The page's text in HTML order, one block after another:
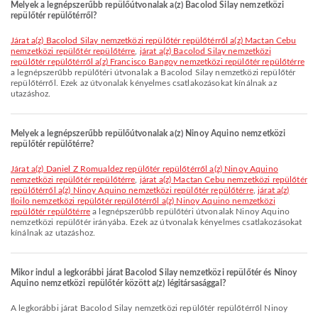
Melyek a legnépszerűbb repülőútvonalak a(z) Bacolod Silay nemzetközi
repülőtér repülőtérről?
járat a(z) Bacolod Silay nemzetközi repülőtér repülőtérről a(z) Mactan Cebu
nemzetközi repülőtér repülőtérre járat a(z) Bacolod Silay nemzetközi
repülőtér repülőtérről a(z) Francisco Bangoy nemzetközi repülőtér repülőtérre
a legnépszerűbb repülőtéri útvonalak a Bacolod Silay nemzetközi repülőtér
repülőtérről. Ezek az útvonalak kényelmes csatlakozásokat kínálnak az
utazáshoz.
Melyek a legnépszerűbb repülőútvonalak a(z) Ninoy Aquino nemzetközi
repülőtér repülőtérre?
járat a(z) Daniel Z Romualdez repülőtér repülőtérről a(z) Ninoy Aquino
nemzetközi repülőtér repülőtérre járat a(z) Mactan Cebu nemzetközi repülőtér
repülőtérről a(z) Ninoy Aquino nemzetközi repülőtér repülőtérre,járat a(z)
Iloilo nemzetközi repülőtér repülőtérről a(z) Ninoy Aquino nemzetközi
repülőtér repülőtérrea legnépszerűbb repülőtéri útvonalak Ninoy Aquino
nemzetközi repülőtér irányába. Ezek az útvonalak kényelmes csatlakozásokat
kínálnak az utazáshoz.
Mikor indul a legkorábbi járat Bacolod Silay nemzetközi repülőtér és Ninoy
Aquino nemzetközi repülőtér között a(z) légitársasággal?
A legkorábbi járat Bacolod Silay nemzetközi repülőtér repülőtérről Ninoy